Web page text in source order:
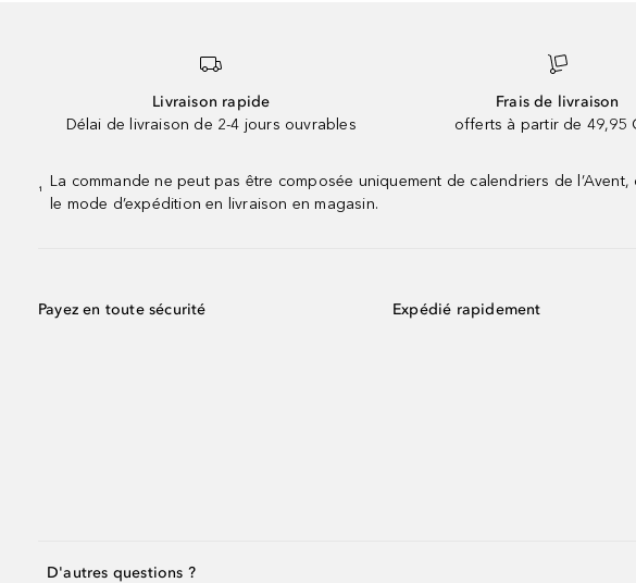
Livraison rapide
Délai de livraison de 2-4 jours ouvrables
Frais de livraison
offerts à partir de 49,95
¹
La commande ne peut pas être composée uniquement de calendriers de
le mode d’expédition en livraison en magasin.
Payez en toute sécurité Expédié rapidement
D'autres questions ?